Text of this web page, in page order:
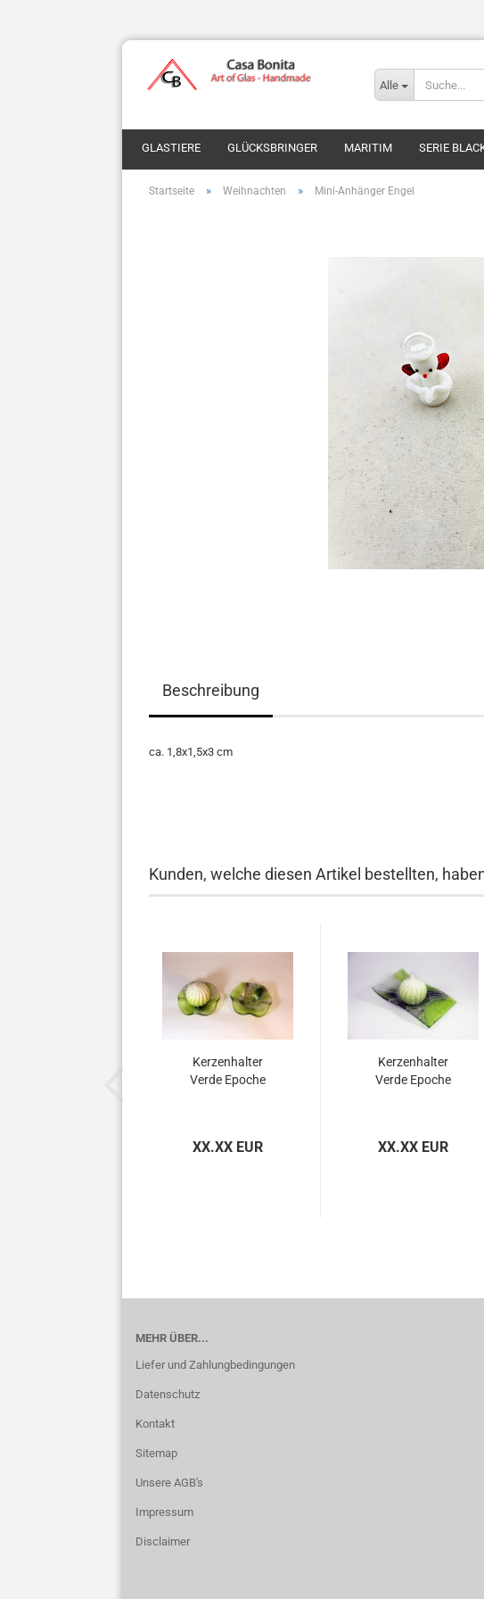
Alle
GLASTIERE GLÜCKSBRINGER MARITIM SERIE
Startseite » Weihnachten » Mini-Anhänger Engel
Beschreibung
ca. 1,8x1,5x3 cm
Kunden, welche diesen Artikel bestellten,
Kerzenhalter
Verde Epoche
XX.XX EUR
Kerzenhalter
Verde Epoche
XX.XX EUR
MEHR ÜBER...
Liefer und Zahlungbedingungen
Datenschutz
Kontakt
Sitemap
Unsere AGB's
Impressum
Disclaimer